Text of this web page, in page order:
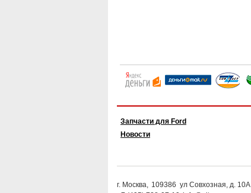
Запчасти для Ford
Новости
г. Москва, 109386 ул Совхозная, д. 10А